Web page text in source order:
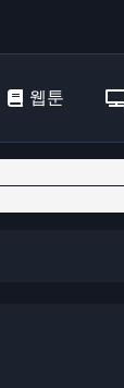
웹툰